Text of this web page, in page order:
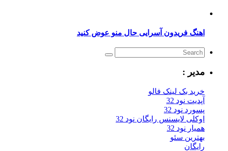
اهنگ فریدون آسرایی حال منو عوض کنید
مدیر :
خرید بک لینک فالو
آپدیت نود 32
پسورد نود 32
اوکلی لایسنس رایگان نود 32
همیار نود 32
بهترین سئو
رایگان